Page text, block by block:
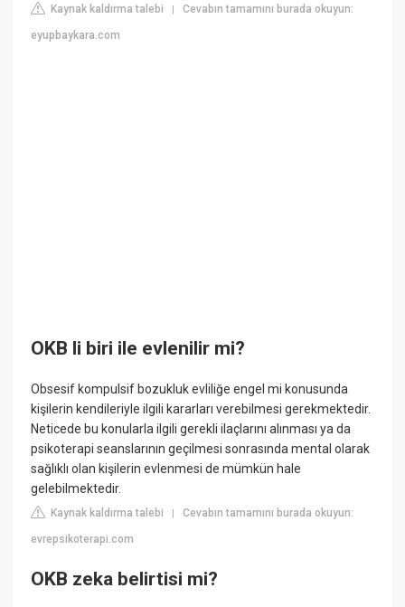
Kaynak kaldırma talebi |Cevabın tamamını burada okuyun:
eyupbaykara.com
OKB li biri ile evlenilir mi?
Obsesif kompulsif bozukluk evliliğe engel mi konusunda
kişilerin kendileriyle ilgili kararları verebilmesi gerekmektedir.
Neticede bu konularla ilgili gerekli ilaçlarını alınması ya da
psikoterapi seanslarının geçilmesi sonrasında mental olarak
sağlıklı olan kişilerin evlenmesi de mümkün hale
gelebilmektedir.
Kaynak kaldırma talebi |Cevabın tamamını burada okuyun:
evrepsikoterapi.com
OKB zeka belirtisi mi?